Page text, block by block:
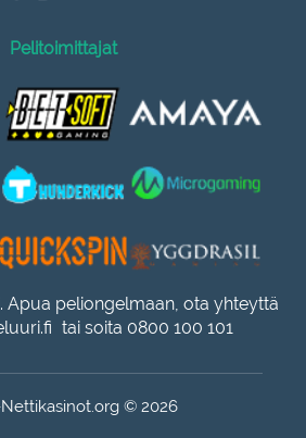
Pelitoimittajat
Apua peliongelmaan, ota yhteyttä
tai soita 0800 100 101
© 2026